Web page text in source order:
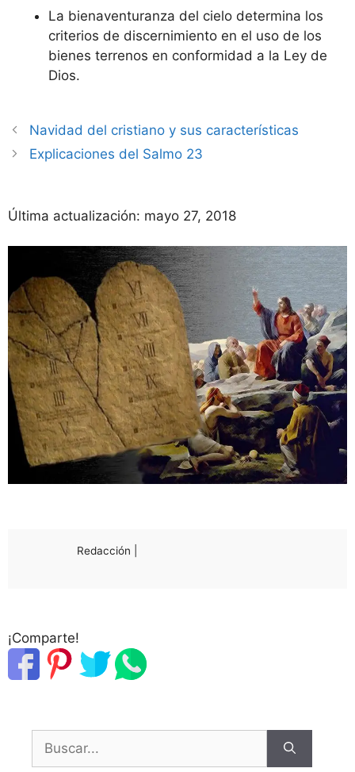
La bienaventuranza del cielo determina los
criterios de discernimiento en el uso de los
bienes terrenos en conformidad a la Ley de
Dios.
Navidad del cristiano y sus características
Explicaciones del Salmo 23
Última actualización: mayo 27, 2018
Redacción |
¡Comparte!